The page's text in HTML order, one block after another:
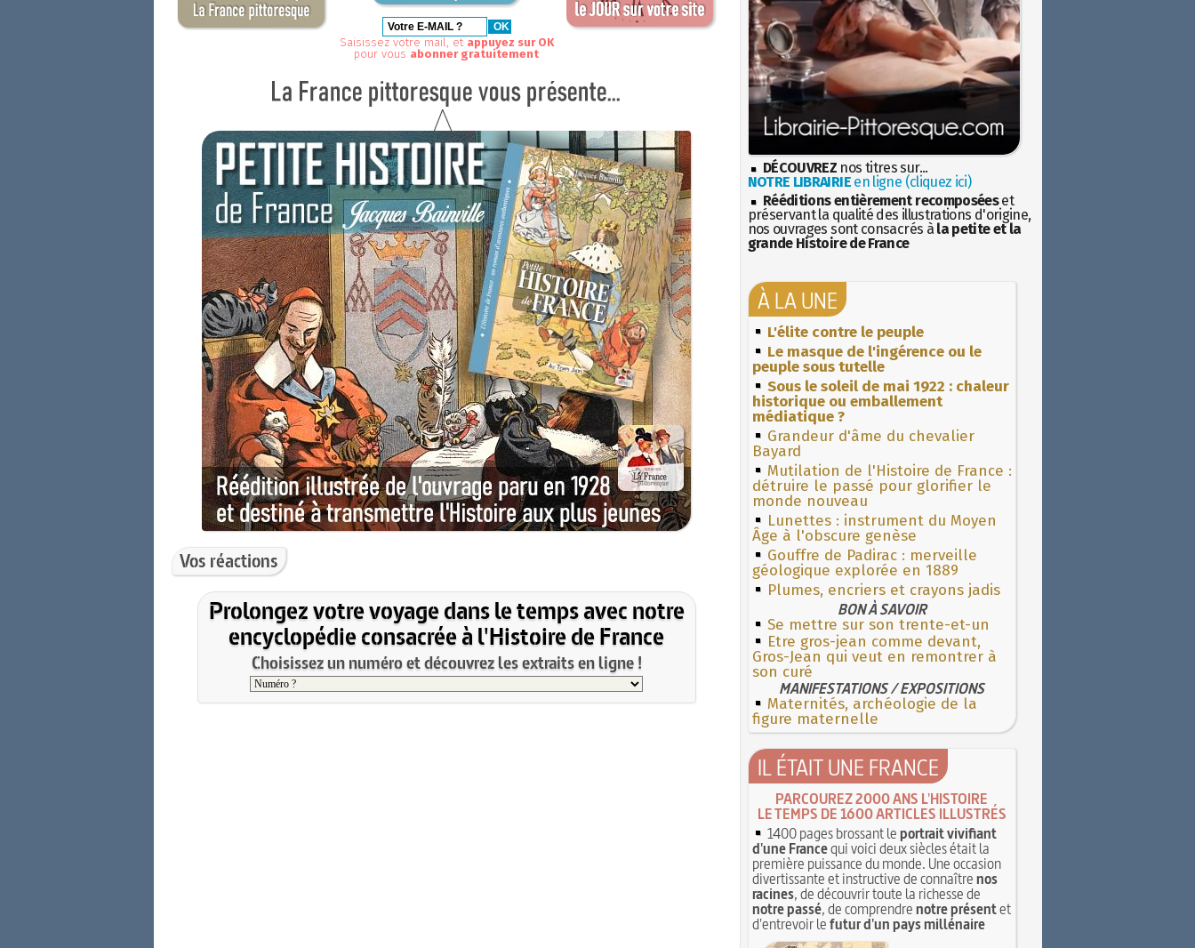
Saisissez votre mail, et appuyez sur OK
pour vous abonner gratuitement
Vos réactions
Prolongez votre voyage dans le temps avec notre
encyclopédie consacrée à l'Histoire de France
Choisissez un numéro et découvrez les extraits en ligne !
DÉCOUVREZ nos titres sur...
NOTRE LIBRAIRIEen ligne (cliquez ici)
Rééditions entièrement recomposéeset
préservant la qualité des illustrations d'origine,
nos ouvrages sont consacrés à la petite et la
grande Histoire de France
À LA UNE
L'élite contre le peuple
Le masque de l'ingérence ou le
peuple sous tutelle
Sous le soleil de mai 1922 : chaleur
historique ou emballement
médiatique ?
Grandeur d'âme du chevalier
Bayard
Mutilation de l'Histoire de France :
détruire le passé pour glorifier le
monde nouveau
Lunettes : instrument du Moyen
Âge à l'obscure genèse
Gouffre de Padirac : merveille
géologique explorée en 1889
Plumes, encriers et crayons jadis
BON À SAVOIR
Se mettre sur son trente-et-un
Etre gros-jean comme devant,
Gros-Jean qui veut en remontrer à
son curé
MANIFESTATIONS / EXPOSITIONS
Maternités, archéologie de la
figure maternelle
IL ÉTAIT UNE FRANCE
PARCOUREZ 2000 ANS L'HISTOIRE
LE TEMPS DE 1600 ARTICLES ILLUSTRÉS
1400 pages brossant leportrait vivifiant
d'une Francequi voici deux siècles était la
première puissance du monde. Une occasion
divertissante et instructive de connaîtrenos
racines, de découvrir toute la richesse de
notre passé, de comprendrenotre présentet
d'entrevoir lefutur d'un pays millénaire